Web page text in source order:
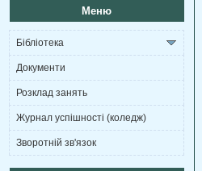
Меню
Бібліотека
Документи
Розклад занять
Журнал успішності (коледж)
Зворотній зв'язок